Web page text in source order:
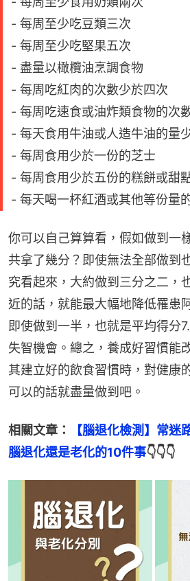
- 每周至少吃豆類三次
- 每周至少吃堅果五次
- 盡量以橄欖油烹調食物
- 每周吃紅肉的次數少於四次
- 每周吃速食或油炸類食物的次
- 每天食用牛油或人造牛油的量
- 每周食用少於一份的芝士
- 每周食用少於五份的糕餅或甜
- 每天喝一杯紅酒或其他等份量
你可以自己算算看，假如做到一
共拿了幾分？即使無法全部做到
究看起來，大約做到三分之二，
近的話，就能最大幅地降低罹患
即使做到一半，也就是平均得分
失智機會。總之，養成好習慣能
其建立好的飲食習慣時，對健康
可以的話就盡量做到吧。
相關文章：
【腦退化檢測】常迷
腦退化還是老化的10件事👇👇👇